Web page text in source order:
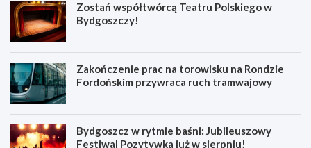
Zostań współtwórcą Teatru Polskiego w
Bydgoszczy!
Zakończenie prac na torowisku na Rondzie
Fordońskim przywraca ruch tramwajowy
Bydgoszcz w rytmie baśni: Jubileuszowy
Festiwal Pozytywka już w sierpniu!